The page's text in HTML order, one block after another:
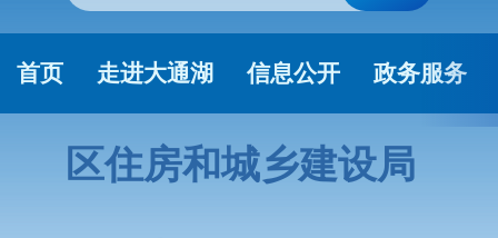
首页 走进大通湖 信息公开 政务服务
区住房和城乡建设局